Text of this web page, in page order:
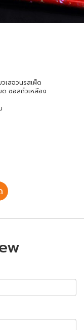
เสฉวนรสเผ็ด
ซอสถั่วเหลือง